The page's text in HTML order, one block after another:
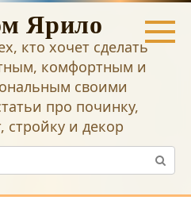
Ярило
кто хочет сделать
комфортным и
своими
про починку,
стройку и декор